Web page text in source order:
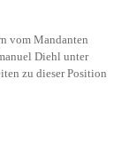
vom Mandanten
Diehl unter
zu dieser Position